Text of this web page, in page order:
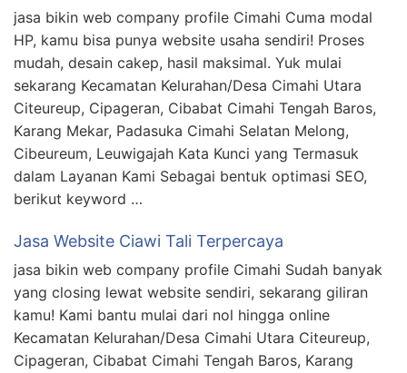
jasa bikin web company profile Cimahi Cuma modal
HP, kamu bisa punya website usaha sendiri! Proses
mudah, desain cakep, hasil maksimal. Yuk mulai
sekarang Kecamatan Kelurahan/Desa Cimahi Utara
Citeureup, Cipageran, Cibabat Cimahi Tengah Baros,
Karang Mekar, Padasuka Cimahi Selatan Melong,
Cibeureum, Leuwigajah Kata Kunci yang Termasuk
dalam Layanan Kami Sebagai bentuk optimasi SEO,
berikut keyword …
Jasa Website Ciawi Tali Terpercaya
jasa bikin web company profile Cimahi Sudah banyak
yang closing lewat website sendiri, sekarang giliran
kamu! Kami bantu mulai dari nol hingga online
Kecamatan Kelurahan/Desa Cimahi Utara Citeureup,
Cipageran, Cibabat Cimahi Tengah Baros, Karang